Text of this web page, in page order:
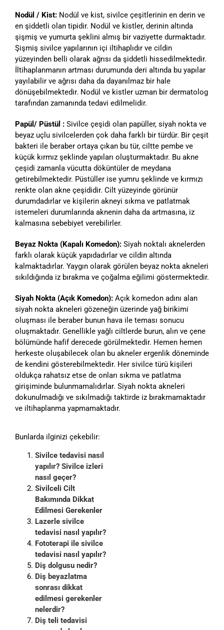
Nodül / Kist: Nodül ve kist, sivilce çeşitlerinin en derin ve
en şiddetli olan tipidir. Nodül ve kistler, derinin altında
şişmiş ve yumurta şeklini almış bir vaziyette durmaktadır.
Şişmiş sivilce yapılarının içi iltihaplıdır ve cildin
yüzeyinden belli olarak ağrısı da şiddetli hissedilmektedir.
İltihaplanmanın artması durumunda deri altında bu yapılar
yayılabilir ve ağrısı daha da dayanılmaz bir hale
dönüşebilmektedir. Nodül ve kistler uzman bir dermatolog
tarafından zamanında tedavi edilmelidir.
Papül/ Püstül : Sivilce çeşidi olan papüller, siyah nokta ve
beyaz uçlu sivilcelerden çok daha farklı bir türdür. Bir çeşit
bakteri ile beraber ortaya çıkan bu tür, ciltte pembe ve
küçük kırmız şeklinde yapıları oluşturmaktadır. Bu akne
çeşidi zamanla vücutta döküntüler de meydana
getirebilmektedir. Püstüller ise yumru şeklinde ve kırmızı
renkte olan akne çeşididir. Cilt yüzeyinde görünür
durumdadırlar ve kişilerin akneyi sıkma ve patlatmak
istemeleri durumlarında aknenin daha da artmasına, iz
kalmasına sebebiyet verebilirler.
Beyaz Nokta (Kapalı Komedon): Siyah noktalı aknelerden
farklı olarak küçük yapıdadırlar ve cildin altında
kalmaktadırlar. Yaygın olarak görülen beyaz nokta akneleri
sıkıldığında iz bırakma ve çoğalma eğilimi göstermektedir.
Siyah Nokta (Açık Komedon): Açık komedon adını alan
siyah nokta akneleri gözeneğin üzerinde yağ birikimi
oluşması ile beraber bunun hava ile teması sonucu
oluşmaktadır. Genellikle yağlı ciltlerde burun, alın ve çene
bölümünde hafif derecede görülmektedir. Hemen hemen
herkeste oluşabilecek olan bu akneler ergenlik döneminde
de kendini gösterebilmektedir. Her sivilce türü kişileri
oldukça rahatsız etse de onları sıkma ve patlatma
girişiminde bulunmamalıdırlar. Siyah nokta akneleri
dokunulmadığı ve sıkılmadığı taktirde iz bırakmamaktadır
ve iltihaplanma yapmamaktadır.
Bunlarda ilginizi çekebilir:
Sivilce tedavisi nasıl
yapılır? Sivilce izleri
nasıl geçer?
Sivilceli Cilt
Bakımında Dikkat
Edilmesi Gerekenler
Lazerle sivilce
tedavisi nasıl yapılır?
Fototerapi ile sivilce
tedavisi nasıl yapılır?
Diş dolgusu nedir?
Diş beyazlatma
sonrası dikkat
edilmesi gerekenler
nelerdir?
Diş teli tedavisi